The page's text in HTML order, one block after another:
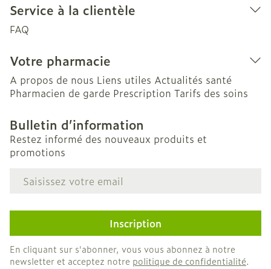
Service à la clientèle
FAQ
Votre pharmacie
A propos de nous Liens utiles Actualités santé
Pharmacien de garde Prescription Tarifs des soins
Bulletin d’information
Restez informé des nouveaux produits et
promotions
Adresse mail
Inscription
En cliquant sur s'abonner, vous vous abonnez à notre
newsletter et acceptez notre politique de confidentialité.